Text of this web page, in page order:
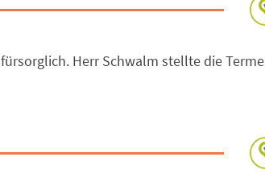
Herr Schwalm stellte die Terme